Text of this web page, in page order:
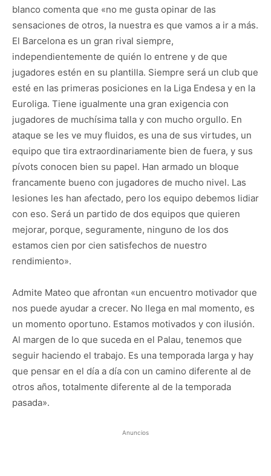
blanco comenta que «no me gusta opinar de las
sensaciones de otros, la nuestra es que vamos a ir a más.
El Barcelona es un gran rival siempre,
independientemente de quién lo entrene y de que
jugadores estén en su plantilla. Siempre será un club que
esté en las primeras posiciones en la Liga Endesa y en la
Euroliga. Tiene igualmente una gran exigencia con
jugadores de muchísima talla y con mucho orgullo. En
ataque se les ve muy fluidos, es una de sus virtudes, un
equipo que tira extraordinariamente bien de fuera, y sus
pívots conocen bien su papel. Han armado un bloque
francamente bueno con jugadores de mucho nivel. Las
lesiones les han afectado, pero los equipo debemos lidiar
con eso. Será un partido de dos equipos que quieren
mejorar, porque, seguramente, ninguno de los dos
estamos cien por cien satisfechos de nuestro
rendimiento».
Admite Mateo que afrontan «un encuentro motivador que
nos puede ayudar a crecer. No llega en mal momento, es
un momento oportuno. Estamos motivados y con ilusión.
Al margen de lo que suceda en el Palau, tenemos que
seguir haciendo el trabajo. Es una temporada larga y hay
que pensar en el día a día con un camino diferente al de
otros años, totalmente diferente al de la temporada
pasada».
Anuncios